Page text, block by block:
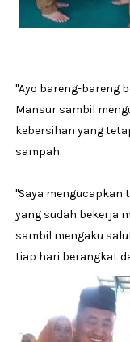
''Ayo bareng-bareng
Mansur sambil
kebersihan yang
sampah.
''Saya mengucapkan
yang sudah bekerja
sambil mengaku
tiap hari berangkat